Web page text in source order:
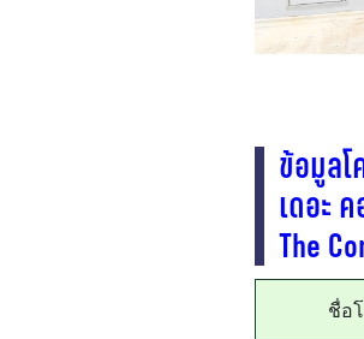
ข้อมูล
เดอะ
The
ชื่อ